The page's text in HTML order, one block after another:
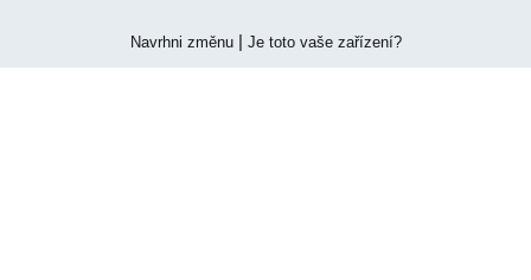
Navrhni změnu| Je toto vaše zařízení?